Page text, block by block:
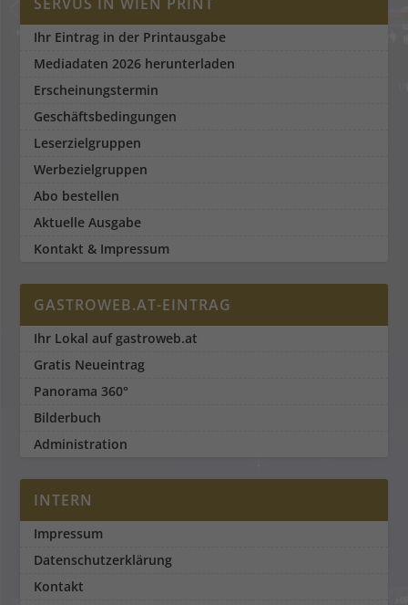
SERVUS IN WIEN PRINT
Ihr Eintrag in der Printausgabe
Mediadaten 2026 herunterladen
Erscheinungstermin
Geschäftsbedingungen
Leserzielgruppen
Werbezielgruppen
Abo bestellen
Aktuelle Ausgabe
Kontakt & Impressum
GASTROWEB.AT-EINTRAG
Ihr Lokal auf gastroweb.at
Gratis Neueintrag
Panorama 360°
Bilderbuch
Administration
INTERN
Impressum
Datenschutzerklärung
Kontakt